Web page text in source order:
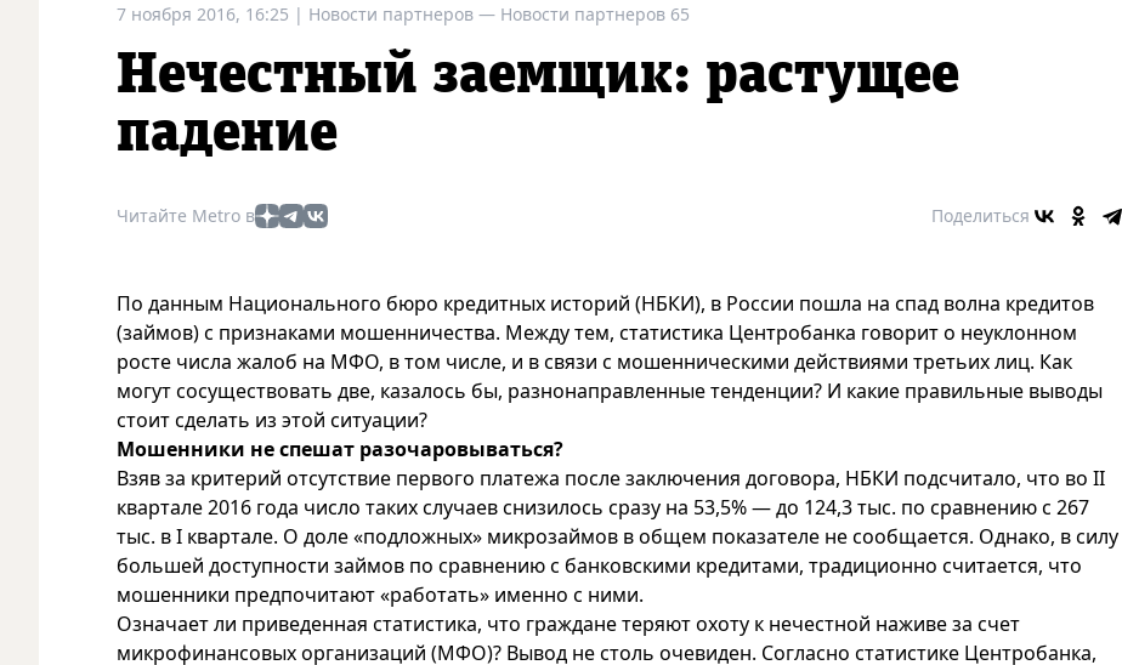
7 ноября 2016, 16:25 | Новости партнеров — Новости партнеров 65
Нечестный заемщик: растущее
падение
Читайте Metro в Поделиться
По данным Национального бюро кредитных историй (НБКИ), в России пошла на спад волна кредитов
(займов) с признаками мошенничества. Между тем, статистика Центробанка говорит о неуклонном
росте числа жалоб на МФО, в том числе, и в связи с мошенническими действиями третьих лиц. Как
могут сосуществовать две, казалось бы, разнонаправленные тенденции? И какие правильные выводы
стоит сделать из этой ситуации?
Мошенники не спешат разочаровываться?
Взяв за критерий отсутствие первого платежа после заключения договора, НБКИ подсчитало, что во II
квартале 2016 года число таких случаев снизилось сразу на 53,5% — до 124,3 тыс. по сравнению с 267
тыс. в I квартале. О доле «подложных» микрозаймов в общем показателе не сообщается. Однако, в силу
большей доступности займов по сравнению с банковскими кредитами, традиционно считается, что
мошенники предпочитают «работать» именно с ними.
Означает ли приведенная статистика, что граждане теряют охоту к нечестной наживе за счет
микрофинансовых организаций (МФО)? Вывод не столь очевиден. Согласно статистике Центробанка,